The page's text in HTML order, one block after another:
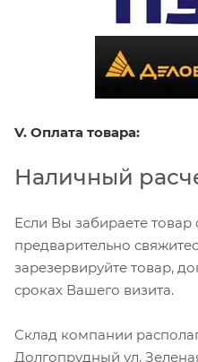
V. Оплата товара:
Наличный
Если Вы забираете товар
предварительно
зарезервируйте товар,
сроках Вашего визита.
Склад компании
Долгопрудный ул.